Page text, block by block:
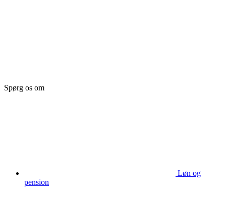
Spørg os om
Løn og
pension